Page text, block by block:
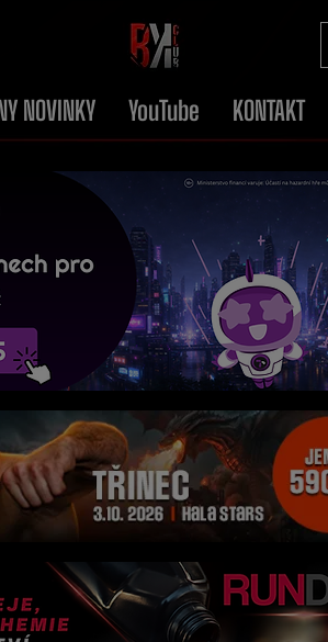
NOVINKY YouTube KONTAKT